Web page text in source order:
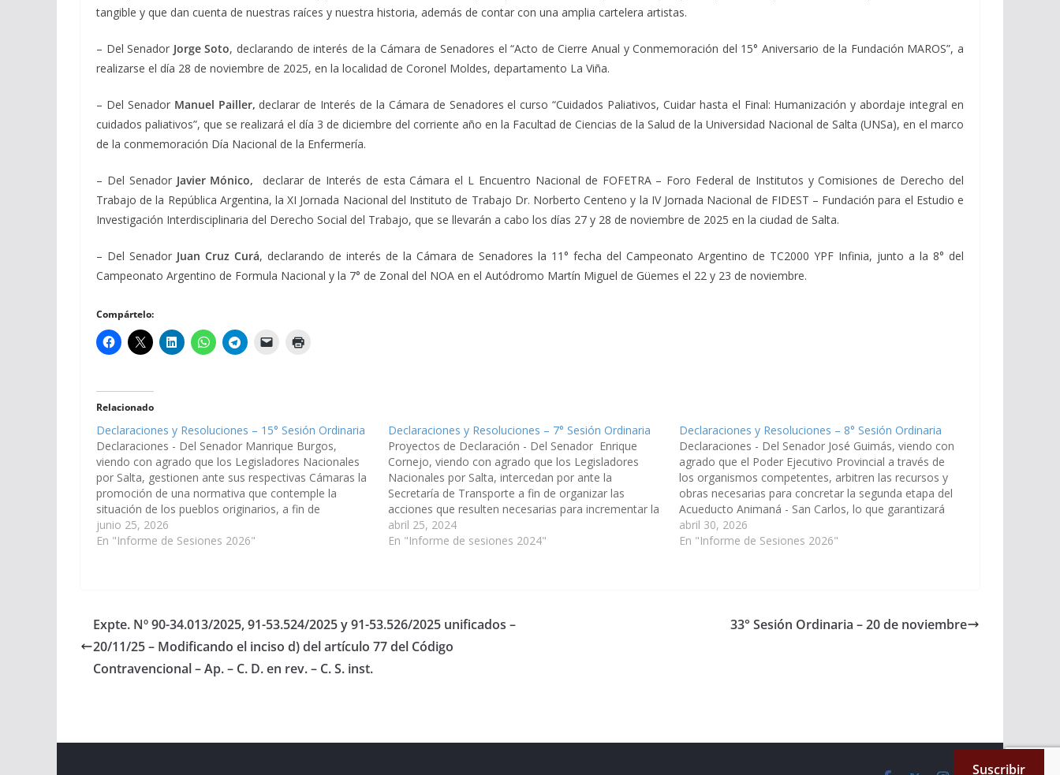
tangible y que dan cuenta de nuestras raíces y nuestra historia, además de contar con una amplia cartelera artistas.
– Del Senador Jorge Soto, declarando de interés de la Cámara de Senadores el “Acto de Cierre Anual y Conmemoración del 15° Aniversario de la Fundación MAROS”, a
realizarse el día 28 de noviembre de 2025, en la localidad de Coronel Moldes, departamento La Viña.
– Del Senador Manuel Pailler, declarar de Interés de la Cámara de Senadores el curso“Cuidados Paliativos, Cuidar hasta el Final: Humanización y abordaje integral en
cuidados paliativos”, que se realizará el día 3 de diciembre del corriente año en la Facultad de Ciencias de la Salud de la Universidad Nacional de Salta (UNSa), en el marco
de la conmemoración Día Nacional de la Enfermería.
– Del Senador Javier Mónico,
declarar de Interés de esta Cámara el L Encuentro Nacional de FOFETRA – Foro Federal de Institutos y Comisiones de Derecho del
Trabajo de la República Argentina, la XI Jornada Nacional del Instituto de Trabajo Dr. Norberto Centeno y la IV Jornada Nacional de FIDEST – Fundación para el Estudio e
Investigación Interdisciplinaria del Derecho Social del Trabajo, que se llevarán a cabo los días 27 y 28 de noviembre de 2025 en la ciudad de Salta.
– Del Senador Juan Cruz Curá, declarando de interés de la Cámara de Senadores la 11° fecha del Campeonato Argentino de TC2000 YPF Infinia, junto a la 8° del
Campeonato Argentino de Formula Nacional y la 7° de Zonal del NOA en el Autódromo Martín Miguel de Güemes el 22 y 23 de noviembre.
Compártelo:
Relacionado
Declaraciones y Resoluciones – 15° Sesión Ordinaria
Declaraciones - Del Senador Manrique Burgos,
viendo con agrado que los Legisladores Nacionales
por Salta, gestionen ante sus respectivas Cámaras la
promoción de una normativa que contemple la
situación de los pueblos originarios, a fin de
resguardar sus derechos y prevenir situaiones que
generen perjuicios sociales, culturales y territoriales,
junio 25, 2026
En "Informe de Sesiones 2026"
Declaraciones y Resoluciones – 7° Sesión Ordinaria
Proyectos de Declaración - Del Senador Enrique
Cornejo, viendo con agrado que los Legisladores
Nacionales por Salta, intercedan por ante la
Secretaría de Transporte a fin de organizar las
acciones que resulten necesarias para incrementar la
capacidad de transporte ferroviario de General
Güemes a Salta. - Del senador Carlos López, viendo…
abril 25, 2024
En "Informe de sesiones 2024"
Declaraciones y Resoluciones – 8° Sesión Ordinaria
Declaraciones - Del Senador José Guimás, viendo con
agrado que el Poder Ejecutivo Provincial a través de
los organismos competentes, arbitren las recursos y
obras necesarias para concretar la segunda etapa del
Acueducto Animaná - San Carlos, lo que garantizará
la provisión de agua potable a más de diez mil…
abril 30, 2026
En "Informe de Sesiones 2026"
Expte. Nº 90-34.013/2025, 91-53.524/2025 y 91-53.526/2025 unificados –
20/11/25 – Modificando el inciso d) del artículo 77 del Código
Contravencional – Ap. – C. D. en rev. – C. S. inst.
33° Sesión Ordinaria – 20 de noviembre
Suscribir